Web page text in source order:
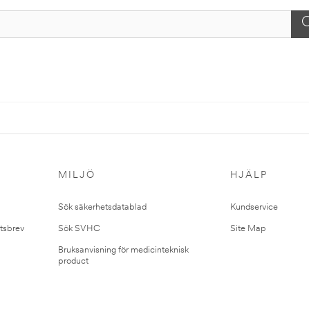
MILJÖ
Sök säkerhetsdatablad
Sök SVHC
Bruksanvisning för medicinteknisk
product
HJÄLP
Kundservice
Site Map